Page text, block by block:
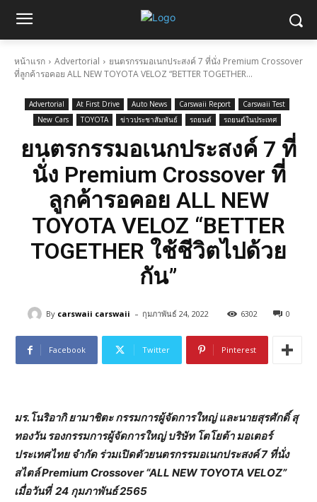
หน้าแรก Advertorial
ยนตรกรรมอเนกประสงค์ 7 ที่นั่ง Premium Crossover
ที่ลูกค้ารอคอย ALL NEW TOYOTA VELOZ “BETTER TOGETHER...
Advertorial At First Drive Auto News Carswaii Report
Carswaii Test
New Cars
TOYOTA ข่าวประชาสัมพันธ์ รถยนต์ รถยนต์ในประเทศ
ยนตรกรรมอเนกประสงค์ 7 ที่
นั่ง Premium Crossover ที่
ลูกค้ารอคอย ALL NEW
TOYOTA VELOZ “BETTER
TOGETHER ใช้ชีวิตไปด้วย
กัน”
By carswaii carswaii - กุมภาพันธ์ 24, 2022 6302 0
Facebook Twitter Pinterest
มร.โนริอากิ ยามาชิตะ กรรมการผู้จัดการใหญ่และนายสุรศักดิ์ สุ
ทองวัน รองกรรมการผู้จัดการใหญ่ บริษัท โตโยต้า มอเตอร์
ประเทศไทย จำกัด ร่วมเปิดตัวยนตรกรรมอเนกประสงค์ 7 ที่นั่ง
สไตล์Premium Crossover “ALL NEW TOYOTA VELOZ”
เมื่อวันที่24 กุมภาพันธ์2565